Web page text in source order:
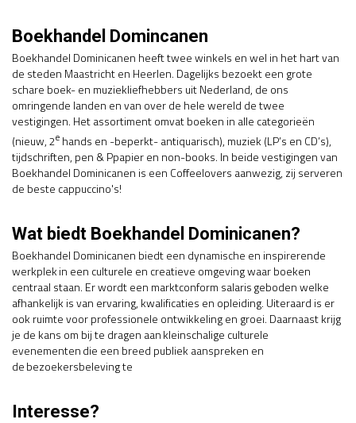
Boekhandel Domincanen
Boekhandel Dominicanen heeft twee winkels en wel in het hart van
de steden Maastricht en Heerlen. Dagelijks bezoekt een grote
schare boek- en muziekliefhebbers uit Nederland, de ons
omringende landen en van over de hele wereld de twee
vestigingen. Het assortiment omvat boeken in alle categorieën
(nieuw, 2e hands en -beperkt- antiquarisch), muziek (LP’s en CD’s),
tijdschriften, pen & Ppapier en non-books. In beide vestigingen van
Boekhandel Dominicanen is een Coffeelovers aanwezig, zij serveren
de beste cappuccino's!
Wat biedt Boekhandel Dominicanen?
Boekhandel Dominicanen biedt een dynamische en inspirerende
werkplek in een culturele en creatieve omgeving waar boeken
centraal staan. Er wordt een marktconform salaris geboden welke
afhankelijk is van ervaring, kwalificaties en opleiding. Uiteraard is er
ook ruimte voor professionele ontwikkeling en groei. Daarnaast krijg
je de kans om bij te dragen aan kleinschalige culturele
evenementen die een breed publiek aanspreken en
de bezoekersbeleving te
Interesse?